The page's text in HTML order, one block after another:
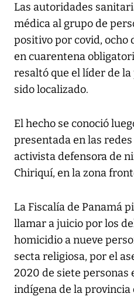
Las autoridades
médica al grupo de
positivo por covid, ocho
en cuarentena
resaltó que el líder de
sido localizado.
El hecho se conoció
presentada en las
activista defensora de
Chiriquí, en la zona
La Fiscalía de Panamá
llamar a juicio por los
homicidio a nueve
secta religiosa, por el
2020 de siete personas
indígena de la provincia